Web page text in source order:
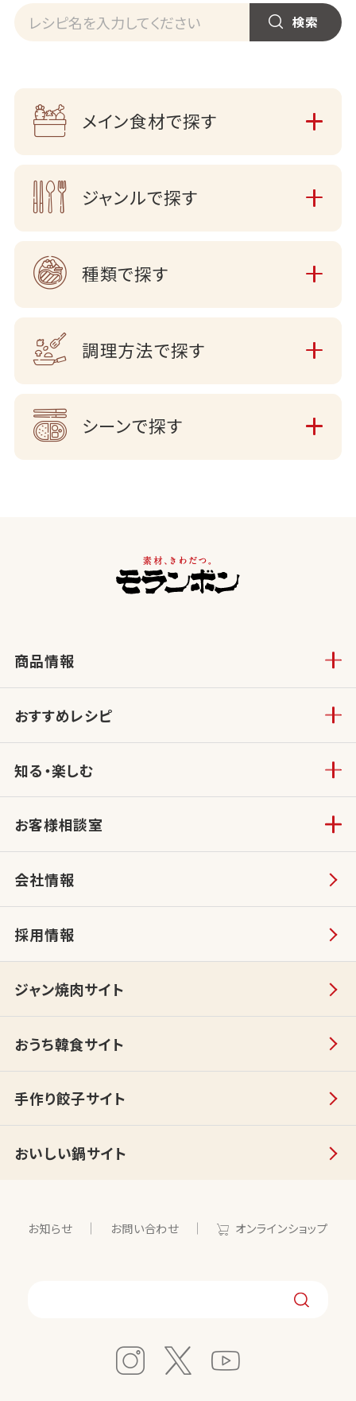
メイン食材で探す
ジャンルで探す
種類で探す
調理方法で探す
シーンで探す
商品情報
おすすめレシピ
知る・楽しむ
お客様相談室
会社情報
採用情報
ジャン焼肉サイト
おうち韓食サイト
手作り餃子サイト
おいしい鍋サイト
お知らせ お問い合わせ オンラインショップ